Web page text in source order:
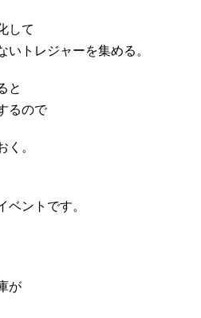
して
いトレジャーを集める。
と
るので
く。
ベントです。
が